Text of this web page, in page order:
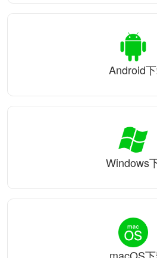
Android
Windows
macOS